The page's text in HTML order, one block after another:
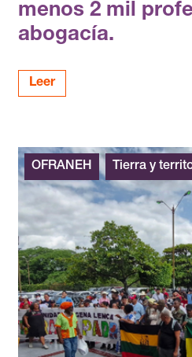
menos 2 mil
abogacía.
Leer
OFRANEH Tierra y